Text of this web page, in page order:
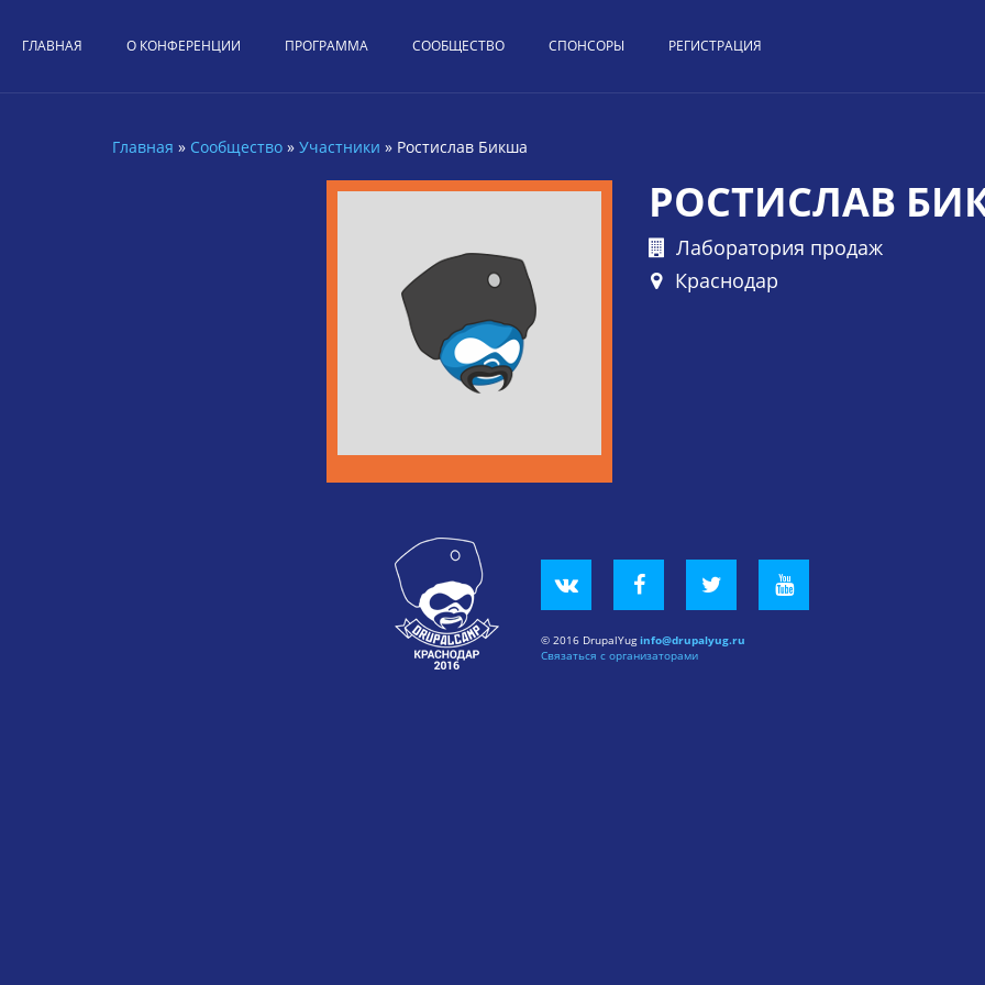
ГЛАВНАЯ О КОНФЕРЕНЦИИ ПРОГРАММА СООБЩЕСТВО СПОНСОРЫ РЕГИСТРАЦИЯ
Главная » Сообщество » Участники » Ростислав Бикша
РОСТИСЛАВ
Лаборатория продаж
Краснодар
© 2016 DrupalYuginfo@drupalyug.ru
Связаться с организаторами